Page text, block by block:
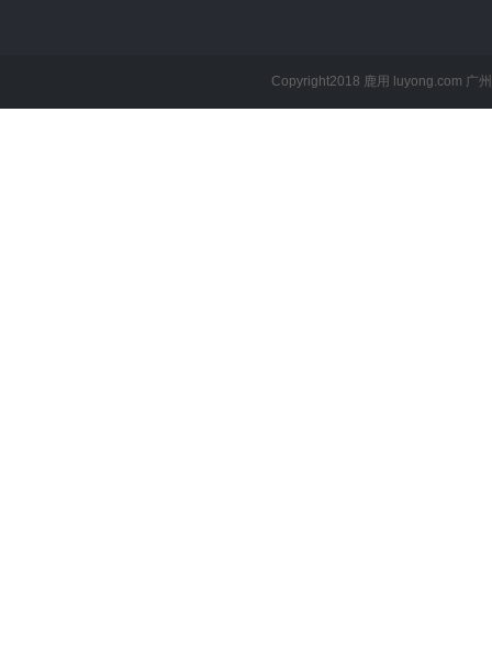
Copyright2018 鹿用 luyong.com 广